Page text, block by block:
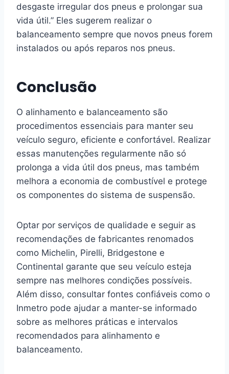
desgaste irregular dos pneus e prolongar sua
vida útil.” Eles sugerem realizar o
balanceamento sempre que novos pneus forem
instalados ou após reparos nos pneus.
Conclusão
O alinhamento e balanceamento são
procedimentos essenciais para manter seu
veículo seguro, eficiente e confortável. Realizar
essas manutenções regularmente não só
prolonga a vida útil dos pneus, mas também
melhora a economia de combustível e protege
os componentes do sistema de suspensão.
Optar por serviços de qualidade e seguir as
recomendações de fabricantes renomados
como Michelin, Pirelli, Bridgestone e
Continental garante que seu veículo esteja
sempre nas melhores condições possíveis.
Além disso, consultar fontes confiáveis como o
Inmetro pode ajudar a manter-se informado
sobre as melhores práticas e intervalos
recomendados para alinhamento e
balanceamento.